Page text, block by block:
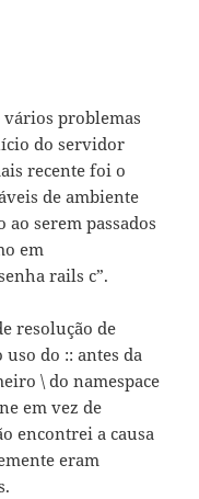
problemas
do servidor
recente foi o
de ambiente
ao serem passados
em
rails c”.
resolução de
do :: antes da
\ do namespace
em vez de
encontrei a causa
eram